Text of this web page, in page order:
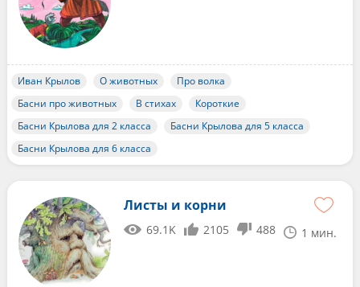
Иван Крылов О животных
Про волка
Басни про животных
В стихах
Короткие
Басни Крылова для 2 класса
Басни Крылова для 5 класса
Басни Крылова для 6 класса
Листы и корни
69.1K 2105 488 1 мин.